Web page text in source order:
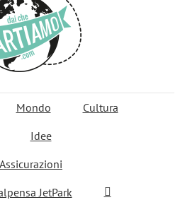
Mondo
Cultura
Idee
JetPark